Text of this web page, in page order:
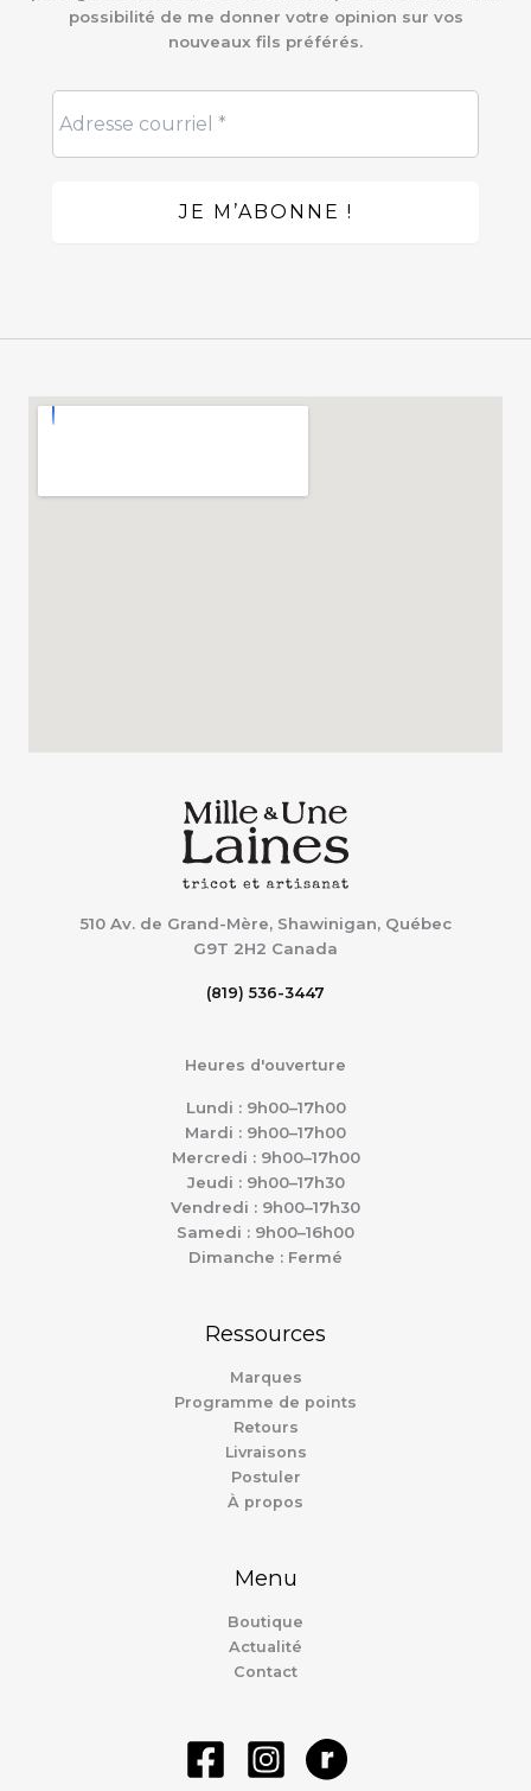
possibilité de me donner votre opinion sur vos
nouveaux fils préférés.
510 Av. de Grand-Mère, Shawinigan, Québec
G9T 2H2 Canada
(819) 536-3447
Heures d'ouverture
Lundi : 9h00–17h00
Mardi : 9h00–17h00
Mercredi : 9h00–17h00
Jeudi : 9h00–17h30
Vendredi : 9h00–17h30
Samedi : 9h00–16h00
Dimanche : Fermé
Ressources
Marques
Programme de points
Retours
Livraisons
Postuler
À propos
Menu
Boutique
Actualité
Contact